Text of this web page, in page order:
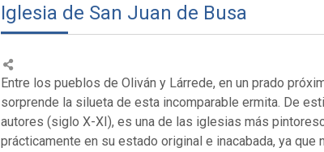
Iglesia de San Juan de Busa
Entre los pueblos de Oliván y Lárrede, en un prado
sorprende la silueta de esta incomparable ermita. De
autores (siglo X-XI), es una de las iglesias más
prácticamente en su estado original e inacabada, ya